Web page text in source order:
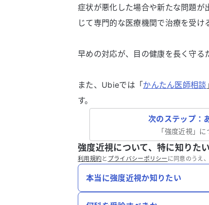
症状が悪化した場合や新たな問題
じて専門的な医療機関で治療を受け
早めの対応が、目の健康を長く守る
また、Ubieでは「 かんたん医師相談
す。
次のステップ：
「強度近視 」
強度近視について、特に知りた
利用規約と プライバシーポリシー に同意のうえ
本当に強度近視か知りたい